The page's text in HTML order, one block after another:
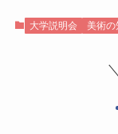
大学説明会 美術の